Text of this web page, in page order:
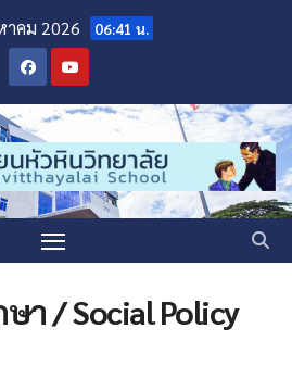
าคม 2026 06:41 น.
า / Social Policy